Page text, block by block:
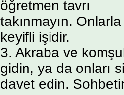
öğretmen tavrı
takınmayın.
keyifli işidir.
3. Akraba ve
gidin, ya da onları
davet edin.